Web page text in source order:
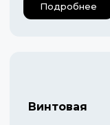
Подробнее
Винтовая